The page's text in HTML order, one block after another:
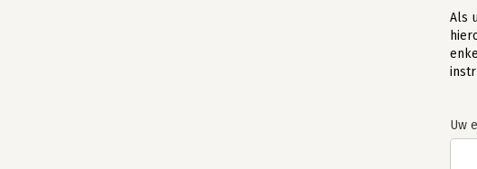
Als
Uw